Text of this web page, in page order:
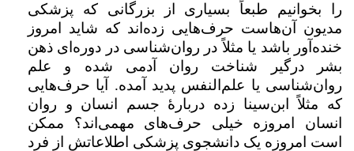
را بخوانیم طبعاً بسیاری از بزرگانی که پزشکی
مدیون آن‌هاست حرف‌هایی زده‌اند که شاید امروز
خنده‌آور باشد یا مثلاً در روان‌شناسی در دوره‌ای ذهن
بشر درگیر شناخت روان آدمی شده و علم
روان‌شناسی یا علم‌النفس پدید آمده. آیا حرف‌هایی
که مثلاً ابن‌سینا زده دربارهٔ جسم انسان و روان
انسان امروزه خیلی حرف‌های مهمی‌اند؟ ممکن
است امروزه یک دانشجوی پزشکی اطلاعاتش از فرد